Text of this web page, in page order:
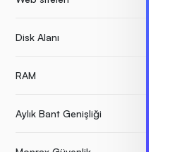
Disk Alanı
RAM
Aylık Bant Genişliği